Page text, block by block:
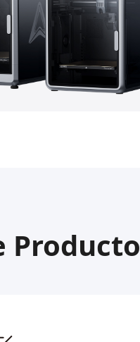
Producto